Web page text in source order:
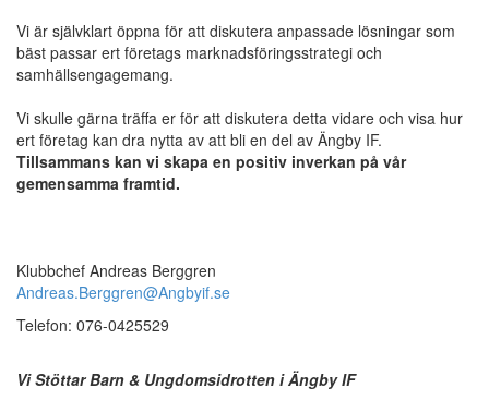
Vi är självklart öppna för att diskutera anpassade lösningar som
bäst passar ert företags marknadsföringsstrategi och
samhällsengagemang.
Vi skulle gärna träffa er för att diskutera detta vidare och visa hur
ert företag kan dra nytta av att bli en del av Ängby IF.
Tillsammans kan vi skapa en positiv inverkan på vår
gemensamma framtid.
Klubbchef Andreas Berggren
Andreas.Berggren@Angbyif.se
Telefon: 076-0425529
Vi Stöttar Barn & Ungdomsidrotten i Ängby IF